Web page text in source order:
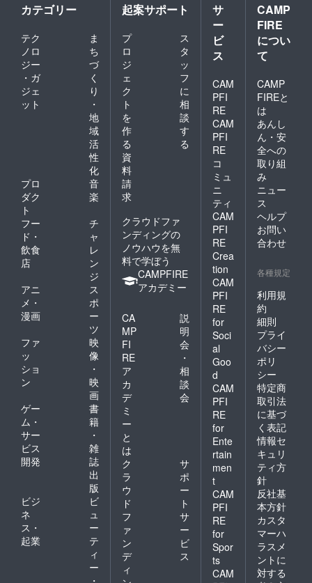
カテゴリー
テク
ノロ
ジー
・ガ
ジェ
ット
ま
ち
づ
く
り
・
地
域
活
性
化
プロ
ダク
ト
音
楽
フー
ド・
飲食
店
チ
ャ
レ
ン
ジ
アニ
メ・
漫画
ス
ポ
ー
ツ
ファ
ッ
ショ
ン
映
像
・
映
画
ゲー
ム・
サー
ビス
開発
書
籍
・
雑
誌
出
版
ビジ
ネ
ス・
起業
ビ
ュ
ー
テ
ィ
ー
・
起案サポート
プ
ロ
ジ
ェ
ク
ト
を
作
る
ス
タ
ッ
フ
に
相
談
す
る
資
料
請
求
クラウドファ
ンディングの
ノウハウを無
料で学ぼう
CAMPFIRE
アカデミー
CA
MP
FI
RE
ア
カ
デ
ミ
ー
と
は
説
明
会
・
相
談
会
ク
ラ
ウ
ド
フ
ァ
ン
デ
ィ
サ
ポ
ー
ト
サ
ー
ビ
ス
サ
ー
ビ
ス
CAM
PFI
RE
CAM
PFI
RE
コ
ミュ
ニ
ティ
CAM
PFI
RE
Crea
tion
CAM
PFI
RE
for
Soci
al
Goo
d
CAM
PFI
RE
for
Ente
rtain
men
t
CAM
PFI
RE
for
Spor
ts
CAM
CAMP
FIRE
につい
て
CAMP
FIREと
は
あんし
ん・安
全への
取り組
み
ニュー
ス
ヘルプ
お問い
合わせ
各種規定
利用規
約
細則
プライ
バシー
ポリ
シー
特定商
取引法
に基づ
く表記
情報セ
キュリ
ティ方
針
反社基
本方針
カスタ
マーハ
ラスメ
ントに
対する